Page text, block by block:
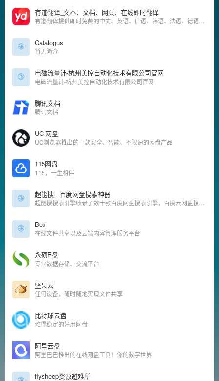
有道翻译_文本、文档、网页、在线即时翻译
Catalogus
暂无简介
电磁流量计-杭州美控自动化技术有限公司官网
电磁流量计-杭州美控自动化技术有限公司官网
腾讯文档
腾讯文档
UC 网盘
UC浏览器推出的一款安全、智能、不限速的网盘产品
115网盘
115，一生相伴
超能搜 - 百度网盘搜索神器
Box
在线文件共享以及云端内容管理服务平台
永硕E盘
专业数据存储、交流平台
坚果云
任何设备，随时随地实现文件共享
比特球云盘
难得稳定的好用网盘
阿里云盘
阿里巴巴推出的在线网盘工具！你的数字世界
flysheep资源避难所